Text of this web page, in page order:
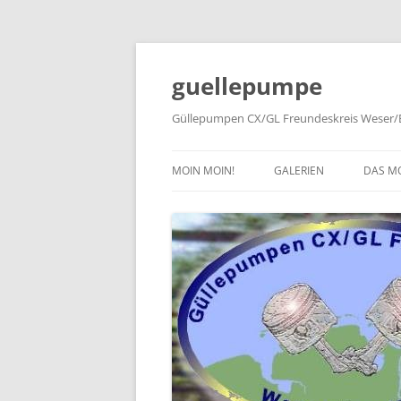
Zum
springen
guellepumpe
Güllepumpen CX/GL Freundeskreis Weser/
MOIN MOIN! GALERIEN
2025
2024
2023
2022
2019
DAS